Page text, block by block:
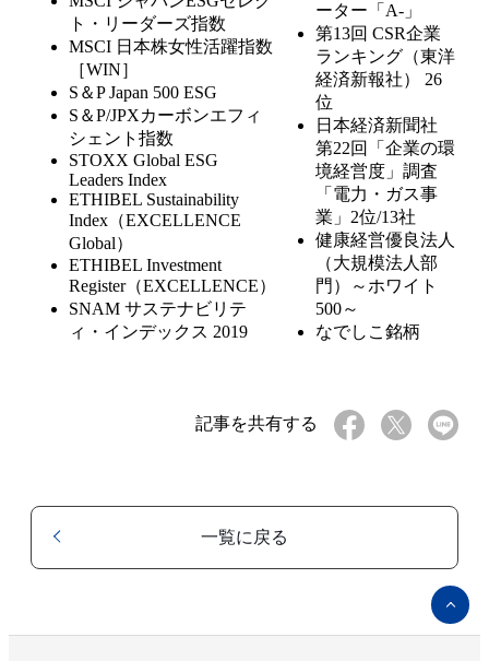
ト・リーダーズ指数
MSCI 日本株女性活躍指数
［WIN］
S＆P Japan 500 ESG
S＆P/JPXカーボンエフィ
シェント指数
STOXX Global ESG
Leaders Index
ETHIBEL Sustainability
Index（EXCELLENCE
Global）
ETHIBEL Investment
Register（EXCELLENCE）
SNAM サステナビリテ
ィ・インデックス 2019
ーター「A-」
第13回 CSR企業
ランキング（東洋
経済新報社） 26
位
日本経済新聞社
第22回「企業の環
境経営度」調査
「電力・ガス事
業」2位/13社
健康経営優良法人
（大規模法人部
門）～ホワイト
500～
なでしこ銘柄
記事を共有する
一覧に戻る
ペ
ー
ジ